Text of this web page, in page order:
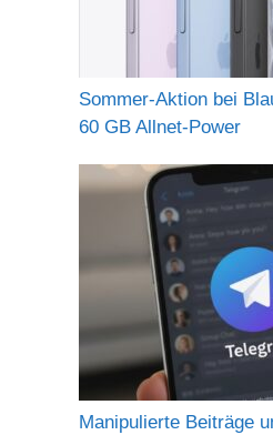
Sommer-Aktion bei
60 GB Allnet-Power
Manipulierte Beiträge